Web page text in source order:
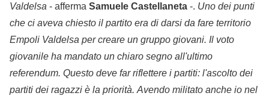
Valdelsa - afferma Samuele Castellaneta -. Uno dei punti
che ci aveva chiesto il partito era di darsi da fare territorio
Empoli Valdelsa per creare un gruppo giovani. Il voto
giovanile ha mandato un chiaro segno all'ultimo
referendum. Questo deve far riflettere i partiti: l'ascolto dei
partiti dei ragazzi è la priorità. Avendo militato anche io nel